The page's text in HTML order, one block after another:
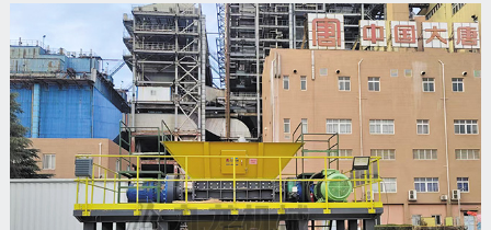
公
司
豫
ICP
备